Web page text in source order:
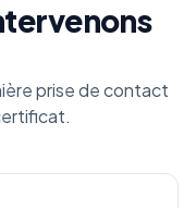
prise de contact